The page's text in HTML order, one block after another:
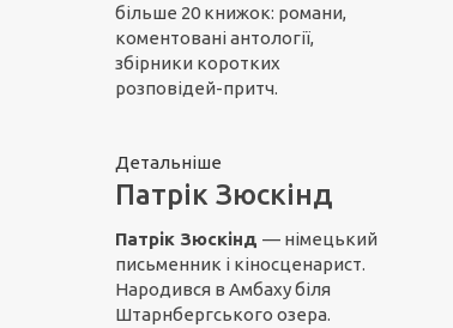
більше 20 книжок: романи,
коментовані антології,
збірники коротких
розповідей-притч.
Детальніше
Патрік Зюскінд
Патрік Зюскінд — німецький
письменник і кіносценарист.
Народився в Амбаху біля
Штарнбергського озера.